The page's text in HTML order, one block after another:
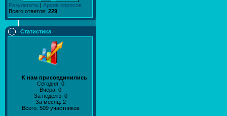
Результаты | Архив опросов
Всего ответов: 229
Статистика
К нам присоединились
Сегодня: 0
Вчера: 0
За неделю: 0
За месяц: 2
Всего: 509 участников